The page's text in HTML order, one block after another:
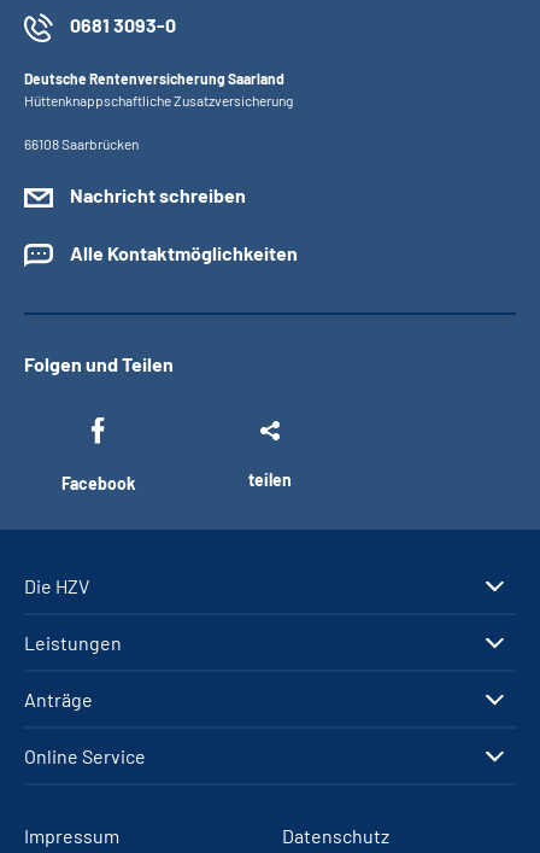
0681 3093-0
Deutsche Rentenversicherung Saarland
Hüttenknappschaftliche Zusatzversicherung
66108 Saarbrücken
Nachricht schreiben
Alle Kontaktmöglichkeiten
Folgen und Teilen
Facebook teilen
Die HZV
Leistungen
Anträge
Online Service
Impressum Datenschutz